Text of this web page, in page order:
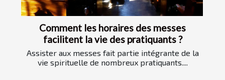
Comment les horaires des messes
facilitent la vie des pratiquants ?
Assister aux messes fait partie intégrante de la
vie spirituelle de nombreux pratiquants....